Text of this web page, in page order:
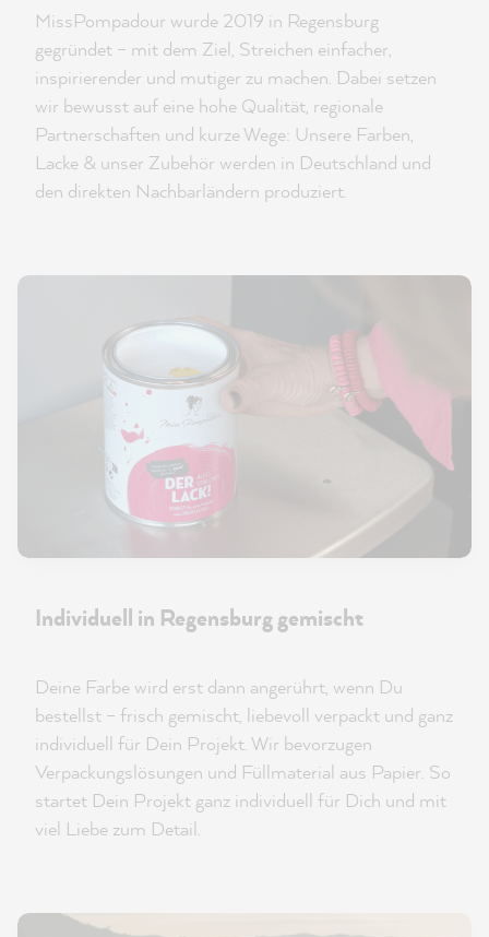
MissPompadour wurde 2019 in Regensburg
gegründet – mit dem Ziel, Streichen einfacher,
inspirierender und mutiger zu machen. Dabei setzen
wir bewusst auf eine hohe Qualität, regionale
Partnerschaften und kurze Wege: Unsere Farben,
Lacke & unser Zubehör werden in Deutschland und
den direkten Nachbarländern produziert.
Individuell in Regensburg gemischt
Deine Farbe wird erst dann angerührt, wenn Du
bestellst – frisch gemischt, liebevoll verpackt und ganz
individuell für Dein Projekt. Wir bevorzugen
Verpackungslösungen und Füllmaterial aus Papier. So
startet Dein Projekt ganz individuell für Dich und mit
viel Liebe zum Detail.